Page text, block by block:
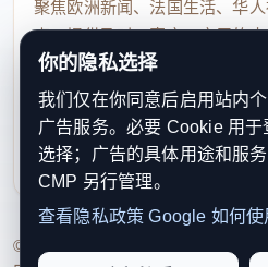
量生活化、心理化的细节。
传承与创新的生动答卷
本次演出采用传帮带模式
胡涛、麻建山，与青年演员
台。两代演员在舞台上的默
品质，更成为瓯剧艺术代际
聚焦欧洲新闻、法国生活、华
点，提供及时、真实、实用的
速了解欧洲动态。
contact@xinouzhou.com
服务支持、版权与合作：工作
利通知
© 2026 新欧洲·欧洲头条. All
你的隐私选择
我们仅在你同意后启用站内
广告服务。必要 Cookie 用
选择；广告的具体用途和服
CMP 另行管理。
查看隐私政策 Google 如何使